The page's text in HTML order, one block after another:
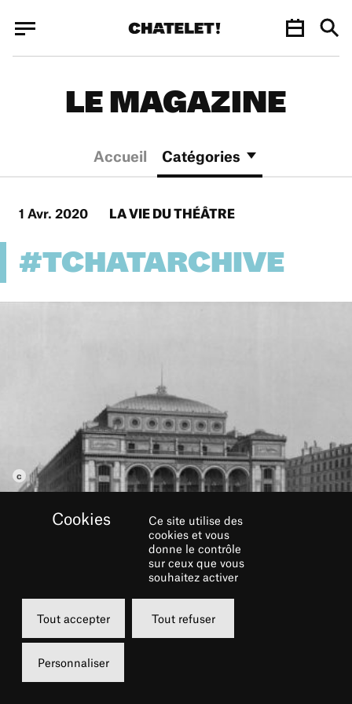
LE MAGAZINE
Accueil Catégories
1 Avr. 2020 LA VIE DU THÉÂTRE
#TCHATARCHIVE
Remontons le temps avec #TchatArchive ! A
chaque date anniversaire, nous publierons une
anecdote, une illustration, une information sur
une première... La petite et la grande histoire,
au jour le jour.
Ce site utilise des
cookies et vous
donne le contrôle
sur ceux que vous
souhaitez activer
Tout accepter Tout refuser
Personnaliser